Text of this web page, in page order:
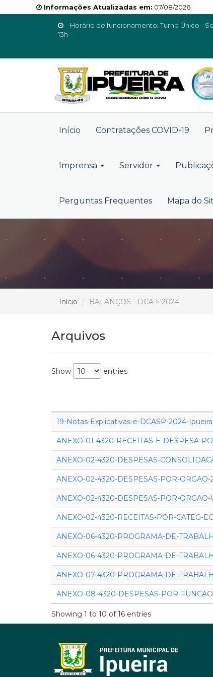
Informações Atualizadas em: 07/08/2026
Horário de funcionamento: Turno Único -
13h
Início Contratações COVID-19
Imprensa Servidor
Perguntas Frequentes Mapa do
Início BALANÇOS - DCA > 2024
Arquivos
Show entries
19-Notas-Explicativas-e-DCASP-2024-
ANEXO-01-4320-RECEITAS-E-DESPESA-
ANEXO-02-4320-DESPESAS-
ANEXO-02-4320-DESPESAS-POR-
ANEXO-02-4320-DESPESAS-POR-
ANEXO-02-4320-RECEITAS-POR-CATEG-
ANEXO-06-4320-PROGRAMA-DE-
ANEXO-06-4320-PROGRAMA-DE-
ANEXO-07-4320-PROGRAMA-DE-
ANEXO-08-4320-DESPESAS-POR-
Showing 1 to 10 of 16 entries